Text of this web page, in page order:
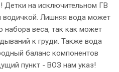
Детки на исключительном ГВ
водичкой. Лишняя вода может
веса, так как может
к груди. Также вода
баланс компонентов
пункт - ВОЗ нам указ!